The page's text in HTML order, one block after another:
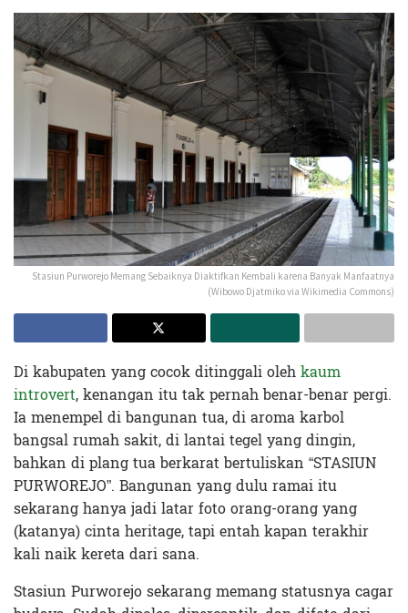
Stasiun Purworejo Memang Sebaiknya Diaktifkan Kembali karena Banyak Manfaatnya
(Wibowo Djatmiko via Wikimedia Commons)
Di kabupaten yang cocok ditinggali olehkaum
introvert, kenangan itu tak pernah benar-benar pergi.
Ia menempel di bangunan tua, di aroma karbol
bangsal rumah sakit, di lantai tegel yang dingin,
bahkan di plang tua berkarat bertuliskan “STASIUN
PURWOREJO”. Bangunan yang dulu ramai itu
sekarang hanya jadi latar foto orang-orang yang
(katanya) cinta heritage, tapi entah kapan terakhir
kali naik kereta dari sana.
Stasiun Purworejo sekarang memang statusnya cagar